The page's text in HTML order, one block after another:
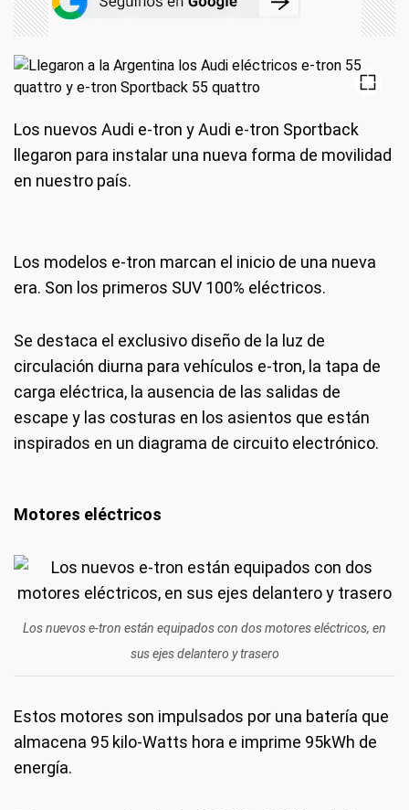
Los nuevos Audi e-tron y Audi e-tron Sportback
llegaron para instalar una nueva forma de movilidad
en nuestro país.
Los modelos e-tron marcan el inicio de una nueva
era. Son los primeros SUV 100% eléctricos.
Se destaca el exclusivo diseño de la luz de
circulación diurna para vehículos e-tron, la tapa de
carga eléctrica, la ausencia de las salidas de
escape y las costuras en los asientos que están
inspirados en un diagrama de circuito electrónico.
Motores eléctricos
Los nuevos e-tron están equipados con dos motores eléctricos, en
sus ejes delantero y trasero
Estos motores son impulsados por una batería que
almacena 95 kilo-Watts hora e imprime 95kWh de
energía.